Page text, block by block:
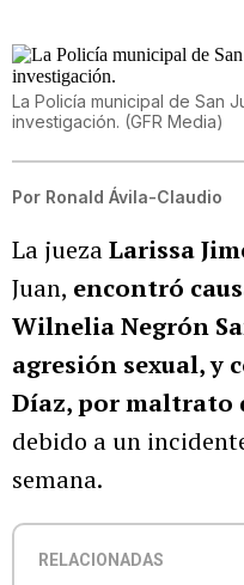
La Policía municipal de San
investigación. (GFR Media)
Por Ronald Ávila-Claudio
La juezaLarissa
Juan, encontró
Wilnelia Negrón
agresión sexual, y
Díaz, por maltrato
debido a un
semana.
RELACIONADAS